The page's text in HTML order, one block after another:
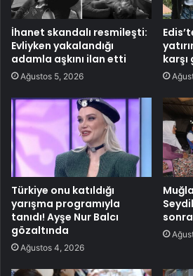
İhanet skandalı resmileşti:
Evliyken yakalandığı
adamla aşkını ilan etti
Ağustos 5, 2026
Türkiye onu katıldığı
yarışma programıyla
tanıdı! Ayşe Nur Balcı
gözaltında
Ağustos 4, 2026